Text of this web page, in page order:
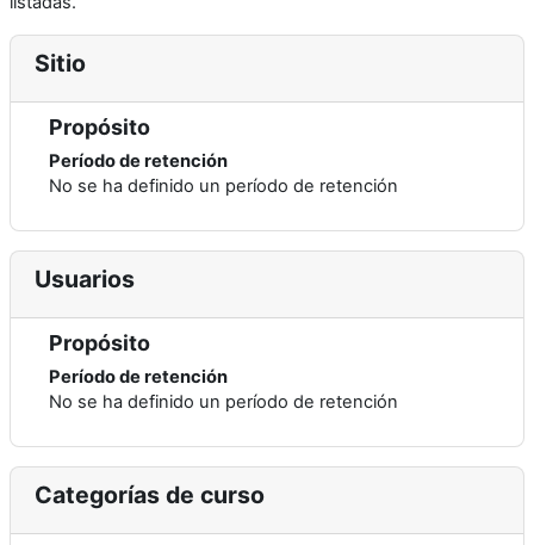
Sitio
Propósito
Período de retención
No se ha definido un período de retención
Usuarios
Propósito
Período de retención
No se ha definido un período de retención
Categorías de curso